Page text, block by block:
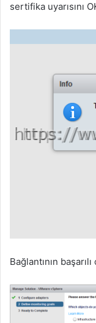
sertifika uyarısını
Bağlantının